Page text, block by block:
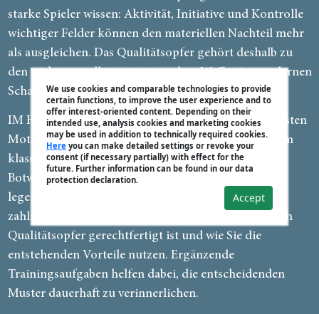
We use cookies and comparable technologies to provide
certain functions, to improve the user experience and to
offer interest-oriented content. Depending on their
intended use, analysis cookies and marketing cookies
may be used in addition to technically required cookies.
Hereyou can make detailed settings or revoke your
consent (if necessary partially) with effect for the
future. Further information can be found in our data
protection declaration.
Accept
starke Spieler wissen: Aktivität, Initiative und Kontrolle
wichtiger Felder können den materiellen Nachteil mehr
als ausgleichen. Das Qualitätsopfer gehört deshalb zu
den wirkungsvollsten strategischen Waffen im modernen
Schach.
IM Harald Schneider-Zinner zeigt Ihnen die wichtigsten
Motive und Muster erfolgreicher Qualitätsopfer: vom
klassischen Zerstörungsopfer auf c3 oder f6 über
Botwinniks Vorpostenopfer bis hin zu Petrosjans
legendären defensiven Qualitätsopfern. Anhand
zahlreicher instruktiver Beispiele lernen Sie, wann ein
Qualitätsopfer gerechtfertigt ist und wie Sie die
entstehenden Vorteile nutzen. Ergänzende
Trainingsaufgaben helfen dabei, die entscheidenden
Muster dauerhaft zu verinnerlichen.